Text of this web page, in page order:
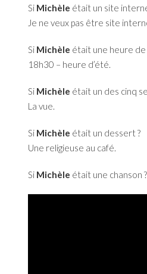
Si Michèle était un site
Je ne veux pas être site
Si Michèle était une heure de
18h30 – heure d’été.
Si Michèle était un des cinq
La vue.
Si Michèle était un dessert ?
Une religieuse au café.
Si Michèle était une chanson ?